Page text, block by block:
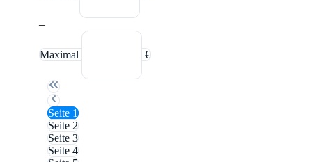
–
Maximal €
Seite 1
Seite 2
Seite 3
Seite 4